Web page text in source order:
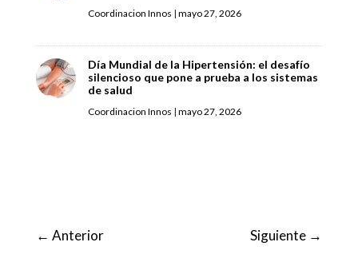
Coordinacion Innos | mayo 27, 2026
Día Mundial de la Hipertensión: el desafío
silencioso que pone a prueba a los sistemas
de salud
Coordinacion Innos | mayo 27, 2026
← Anterior Siguiente →